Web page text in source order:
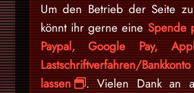
Um den Betrieb der Seite
könnt ihr gerne eine Spende
Paypal, Google Pay,
Lastschriftverfahren/
lassen
. Vielen Dank an